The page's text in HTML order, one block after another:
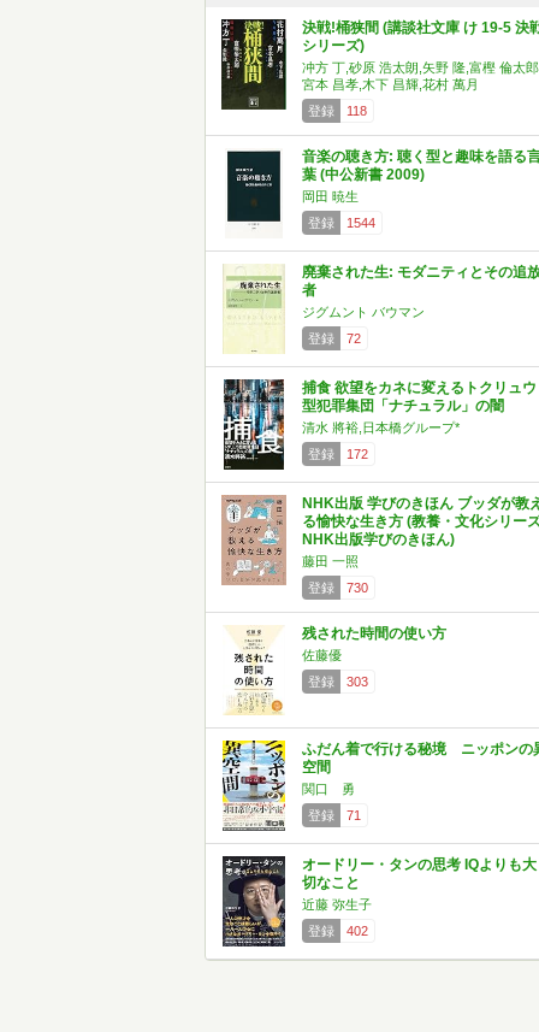
決戦!桶狭間 (講談社文庫 け 19-5 決
シリーズ)
冲方 丁,砂原 浩太朗,矢野 隆,富樫 倫太郎,
宮本 昌孝,木下 昌輝,花村 萬月
登録
118
音楽の聴き方: 聴く型と趣味を語る
葉 (中公新書 2009)
岡田 暁生
登録
1544
廃棄された生: モダニティとその追
者
ジグムント バウマン
登録
72
捕食 欲望をカネに変えるトクリュウ
型犯罪集団「ナチュラル」の闇
清水 將裕,日本橋グループ*
登録
172
NHK出版 学びのきほん ブッダが教え
る愉快な生き方 (教養・文化シリー
NHK出版学びのきほん)
藤田 一照
登録
730
残された時間の使い方
佐藤優
登録
303
ふだん着で行ける秘境 ニッポンの
空間
関口 勇
登録
71
オードリー・タンの思考 IQよりも大
切なこと
近藤 弥生子
登録
402